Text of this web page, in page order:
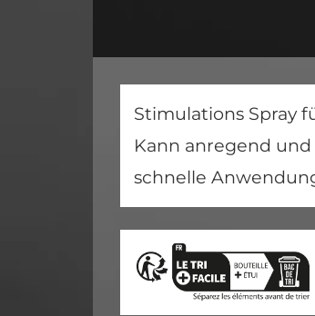
Stimulations Spray
Kann anregend
schnelle